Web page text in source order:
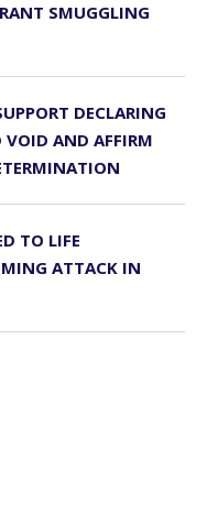
SMUGGLING
DECLARING
VOID AND AFFIRM
TO LIFE
ATTACK IN